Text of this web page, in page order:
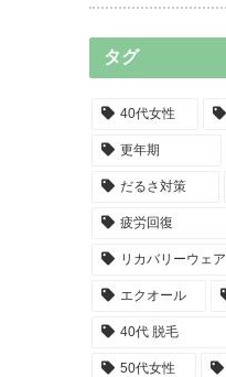
タグ
40代女性
更年期
だるさ対策
疲労回復
リカバリーウェア
エクオール
40代 脱毛
50代女性